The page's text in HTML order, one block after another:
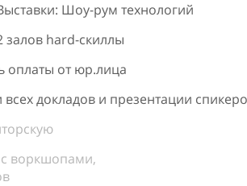
Шоу-рум технологий
hard-скиллы
оплаты от юр.лица
докладов и презентации
с воркшопами,